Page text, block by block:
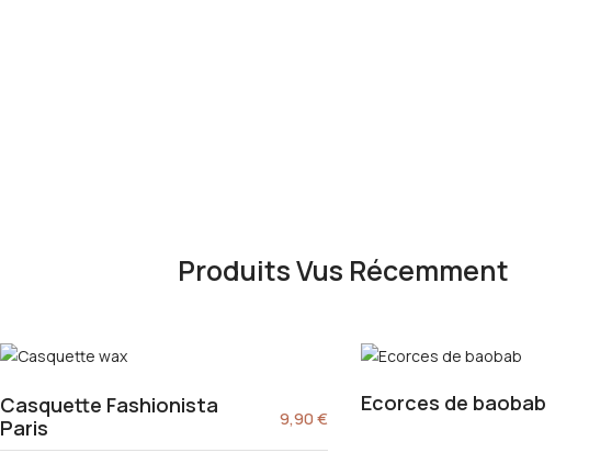
Produits Vus Récemment
Casquette Fashionista
Paris
9,90€
Ecorces de baobab